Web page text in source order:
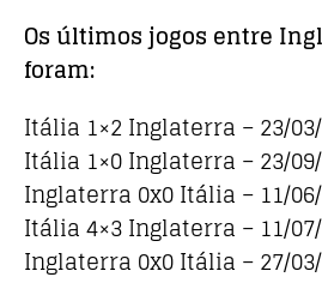
Os últimos jogos entre
foram:
Itália 1×2 Inglaterra – 23/
Itália 1×0 Inglaterra – 23/
Inglaterra 0x0 Itália – 11/
Itália 4×3 Inglaterra – 11/
Inglaterra 0x0 Itália – 27/